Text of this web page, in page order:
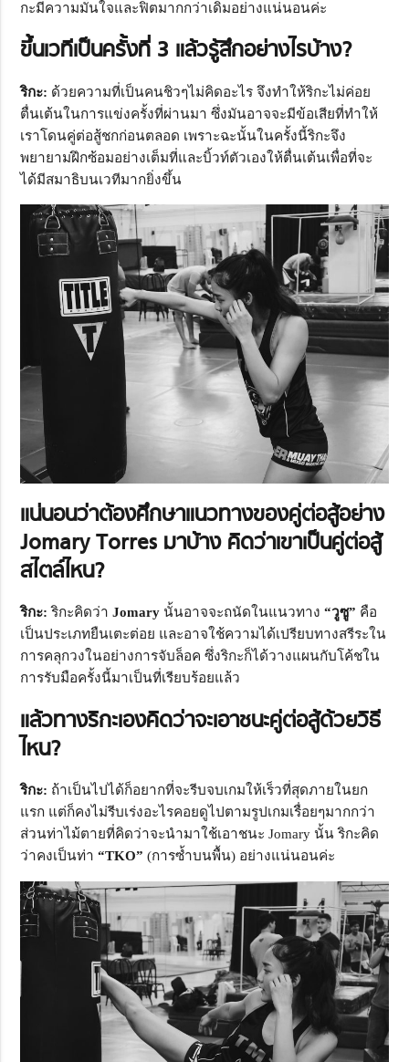
กะมีความมั่นใจและฟิตมากกว่าเดิมอย่างแน่นอนค่ะ
ขึ้นเวทีเป็นครั้งที่ 3 แล้วรู้สึกอย่างไรบ้าง?
ริกะ: ด้วยความที่เป็นคนชิวๆไม่คิดอะไร จึงทำให้ริกะไม่ค่อย
ตื่นเต้นในการแข่งครั้งที่ผ่านมา ซึ่งมันอาจจะมีข้อเสียที่ทำให้
เราโดนคู่ต่อสู้ชกก่อนตลอด เพราะฉะนั้นในครั้งนี้ริกะจึง
พยายามฝึกซ้อมอย่างเต็มที่และบิ้วท์ตัวเองให้ตื่นเต้นเพื่อที่จะ
ได้มีสมาธิบนเวทีมากยิ่งขึ้น
แน่นอนว่าต้องศึกษาแนวทางของคู่ต่อสู้อย่าง
Jomary Torres มาบ้าง คิดว่าเขาเป็นคู่ต่อสู้
สไตล์ไหน?
ริกะ: ริกะคิดว่าJomary นั้นอาจจะถนัดในแนวทาง“วูซู” คือ
เป็นประเภทยืนเตะต่อย และอาจใช้ความได้เปรียบทางสรีระใน
การคลุกวงในอย่างการจับล็อค ซึ่งริกะก็ได้วางแผนกับโค้ชใน
การรับมือครั้งนี้มาเป็นที่เรียบร้อยแล้ว
แล้วทางริกะเองคิดว่าจะเอาชนะคู่ต่อสู้ด้วยวิธี
ไหน?
ริกะ: ถ้าเป็นไปได้ก็อยากที่จะรีบจบเกมให้เร็วที่สุดภายในยก
แรก แต่ก็คงไม่รีบเร่งอะไรคอยดูไปตามรูปเกมเรื่อยๆมากกว่า
ส่วนท่าไม้ตายที่คิดว่าจะนำมาใช้เอาชนะ Jomary นั้น ริกะคิด
ว่าคงเป็นท่า“TKO” (การซ้ำบนพื้น) อย่างแน่นอนค่ะ